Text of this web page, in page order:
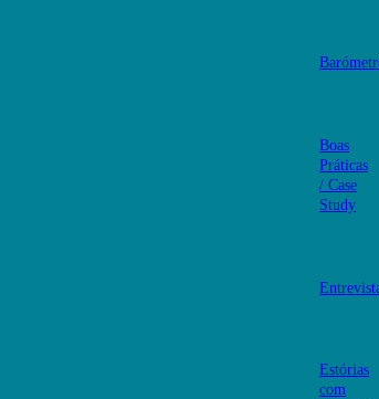
Boas
Práticas
/ Case
Study
Estórias
com